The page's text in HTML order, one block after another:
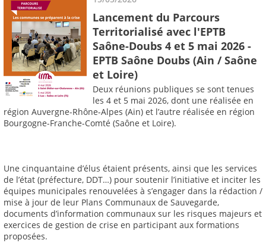
Lancement du Parcours
Territorialisé avec l'EPTB
Saône-Doubs 4 et 5 mai 2026 -
EPTB Saône Doubs (Ain / Saône
et Loire)
Deux réunions publiques se sont tenues
les 4 et 5 mai 2026, dont une réalisée en
région Auvergne-Rhône-Alpes (Ain) et l’autre réalisée en région
Bourgogne-Franche-Comté (Saône et Loire).
Une cinquantaine d’élus étaient présents, ainsi que les services
de l’état (préfecture, DDT…) pour soutenir l’initiative et inciter les
équipes municipales renouvelées à s’engager dans la rédaction /
mise à jour de leur Plans Communaux de Sauvegarde,
documents d’information communaux sur les risques majeurs et
exercices de gestion de crise en participant aux formations
proposées.